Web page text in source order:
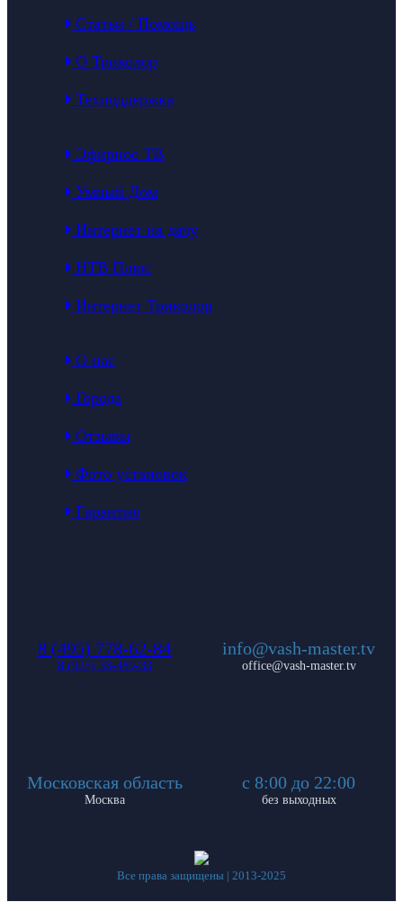
Статьи / Помощь
О Триколор
Техподдержка
Эфирное ТВ
Умный Дом
Интернет на дачу
НТВ Плюс
Интернет Триколор
О нас
Города
Отзывы
Фото установок
Гарантия
8 (495) 778-62-84
8 (925) 33-489-33
info@vash-master.tv
office@vash-master.tv
Московская область
Москва
с 8:00 до 22:00
без выходных
Все права защищены | 2013-2025